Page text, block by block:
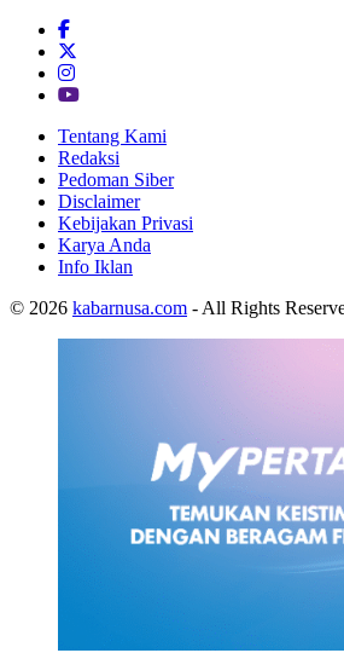
Tentang Kami
Redaksi
Pedoman Siber
Disclaimer
Kebijakan Privasi
Karya Anda
Info Iklan
© 2026 kabarnusa.com - All Rights